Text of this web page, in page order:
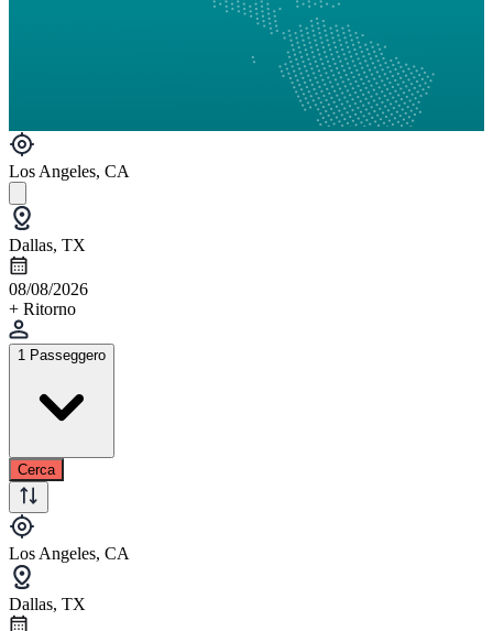
Los Angeles, CA
Dallas, TX
08/08/2026
+ Ritorno
1 Passeggero
Cerca
Los Angeles, CA
Dallas, TX